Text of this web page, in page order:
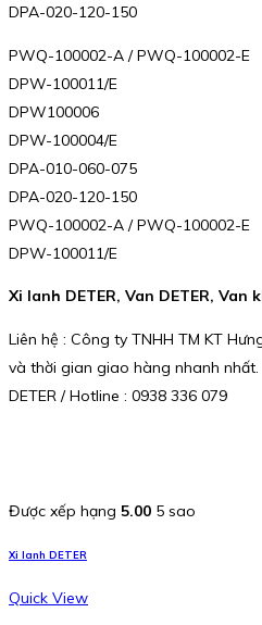
DPA-020-120-150
PWQ-100002-A / PWQ-100002-E
DPW-100011/E
DPW100006
DPW-100004/E
DPA-010-060-075
DPA-020-120-150
PWQ-100002-A / PWQ-100002-E
DPW-100011/E
Xi lanh DETER, Van DETER, Van
Liên hệ : Công ty TNHH TM KT
và thời gian giao hàng nhanh nhất.
DETER / Hotline : 0938 336 079
Được xếp hạng 5.00 5 sao
Xi lanh DETER
Quick View